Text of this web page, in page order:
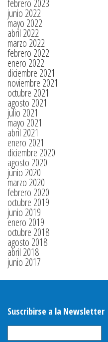
febrero 2023
junio 2022
mayo 2022
abril 2022
marzo 2022
febrero 2022
enero 2022
diciembre 2021
noviembre 2021
octubre 2021
agosto 2021
julio 2021
mayo 2021
abril 2021
enero 2021
diciembre 2020
agosto 2020
junio 2020
marzo 2020
febrero 2020
octubre 2019
junio 2019
enero 2019
octubre 2018
agosto 2018
abril 2018
junio 2017
Suscribirse a la Newsletter